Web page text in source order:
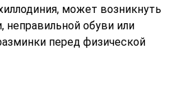
может возникнуть
неправильной обуви или
перед физической